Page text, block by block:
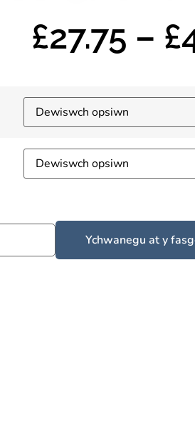
£27.75 – £
Ychwanegu at y